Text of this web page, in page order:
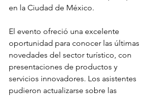
en la Ciudad de México.
El evento ofreció una excelente
oportunidad para conocer las últimas
novedades del sector turístico, con
presentaciones de productos y
servicios innovadores. Los asistentes
pudieron actualizarse sobre las